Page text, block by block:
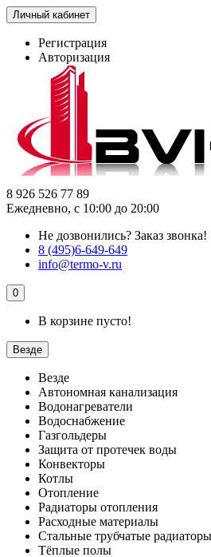
Личный кабинет
Регистрация
Авторизация
8 926 526 77 89
Ежедневно, с 10:00 до 20:00
Не дозвонились? Заказ звонка!
8 (495)6-649-649
info@termo-v.ru
0
В корзине пусто!
Везде
Везде
Автономная канализация
Водонагреватели
Водоснабжение
Газгольдеры
Защита от протечек воды
Конвекторы
Котлы
Отопление
Радиаторы отопления
Расходные материалы
Стальные трубчатые радиаторы
Тёплые полы